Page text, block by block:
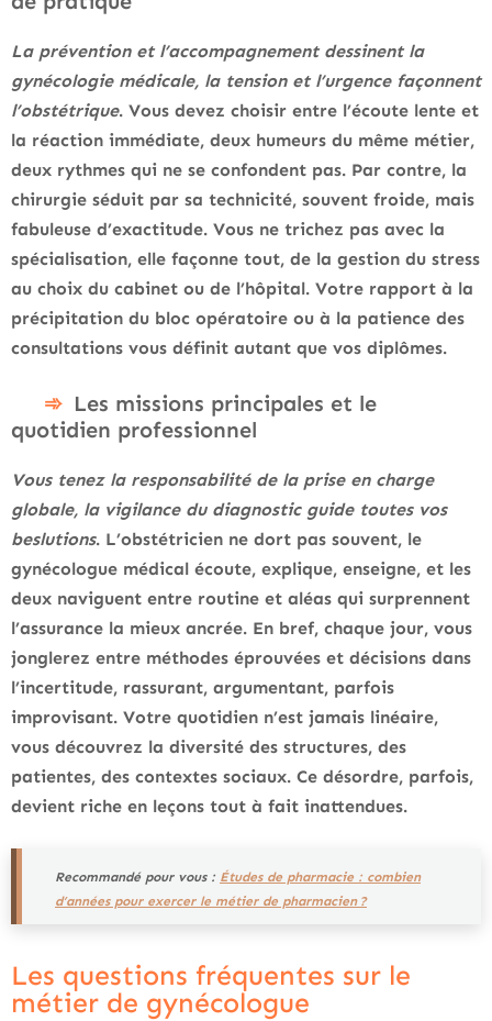
La prévention et l’accompagnement dessinent la
gynécologie médicale, la tension et l’urgence façonnent
l’obstétrique. Vous devez choisir entre l’écoute lente et
la réaction immédiate, deux humeurs du même métier,
deux rythmes qui ne se confondent pas. Par contre, la
chirurgie séduit par sa technicité, souvent froide, mais
fabuleuse d’exactitude. Vous ne trichez pas avec la
spécialisation, elle façonne tout, de la gestion du stress
au choix du cabinet ou de l’hôpital. Votre rapport à la
précipitation du bloc opératoire ou à la patience des
consultations vous définit autant que vos diplômes.
Les missions principales et le
quotidien professionnel
Vous tenez la responsabilité de la prise en charge
globale, la vigilance du diagnostic guide toutes vos
beslutions. L’obstétricien ne dort pas souvent, le
gynécologue médical écoute, explique, enseigne, et les
deux naviguent entre routine et aléas qui surprennent
l’assurance la mieux ancrée. En bref, chaque jour, vous
jonglerez entre méthodes éprouvées et décisions dans
l’incertitude, rassurant, argumentant, parfois
improvisant. Votre quotidien n’est jamais linéaire,
vous découvrez la diversité des structures, des
patientes, des contextes sociaux. Ce désordre, parfois,
devient riche en leçons tout à fait inattendues.
Recommandé pour vous : Études de pharmacie : combien
d’années pour exercer le métier de pharmacien ?
Les questions fréquentes sur le
métier de gynécologue